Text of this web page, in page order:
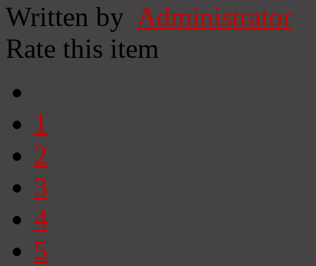
Written by Administrator
Rate this item
1
2
3
4
5